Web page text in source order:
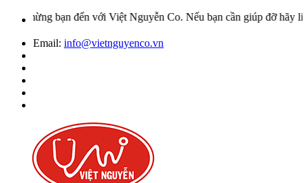
mừng bạn đến với Việt Nguyễn Co. Nếu bạn cần giúp đỡ hãy liên
Email: info@vietnguyenco.vn